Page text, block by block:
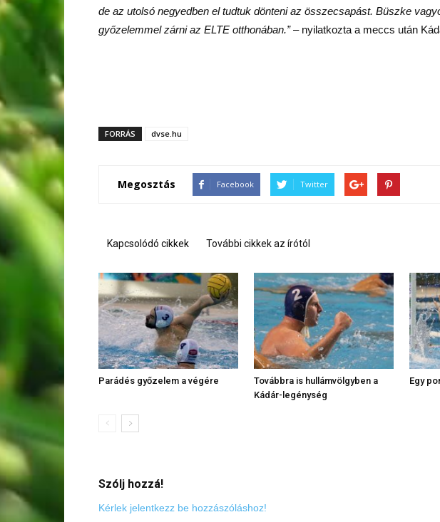
de az utolsó negyedben el tudtuk dönteni az összecsapást. Büszke
győzelemmel zárni az ELTE otthonában.”– nyilatkozta a meccs után
FORRÁS dvse.hu
Megosztás Facebook Twitter
Kapcsolódó cikkek További cikkek az írótól
Parádés győzelem a végére
Továbbra is hullámvölgyben a
Kádár-legénység
Egy
Szólj hozzá!
Kérlek jelentkezz be hozzászóláshoz!